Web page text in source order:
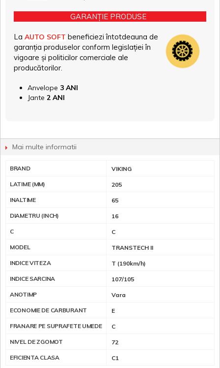
GARANȚIE PRODUSE
La AUTO SOFT beneficiezi întotdeauna de
garanția produselor conform legislației în
vigoare și politicilor comerciale ale
producătorilor.
Anvelope 3 ANI
Jante 2 ANI
Mai multe informatii
BRAND VIKING
LATIME (MM) 205
INALTIME 65
DIAMETRU (INCH) 16
C C
MODEL TRANSTECH II
INDICE VITEZA T (190km/h)
INDICE SARCINA 107/105
ANOTIMP Vara
ECONOMIE DE CARBURANT E
FRANARE PE SUPRAFETE UMEDE C
NIVEL DE ZGOMOT 72
EFICIENTA CLASA C1